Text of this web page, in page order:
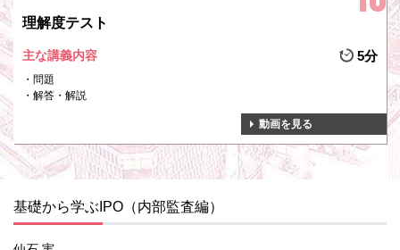
理解度テスト
主な講義内容 5分
問題
解答・解説
動画を見る
基礎から学ぶIPO（内部監査編）